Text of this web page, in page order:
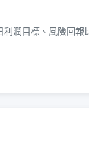
潤目標、風險回報